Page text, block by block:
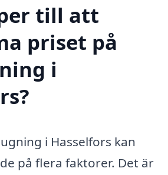
till att
priset på
i
i Hasselfors kan
på flera faktorer. Det är